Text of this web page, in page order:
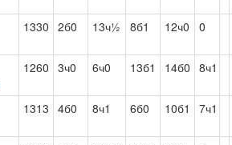
1330 2б0 13ч½ 8б1 12ч0 0
1260 3ч0 6ч0 13б1 14б0 8ч1
1313 4б0 8ч1 6б0 10б1 7ч1